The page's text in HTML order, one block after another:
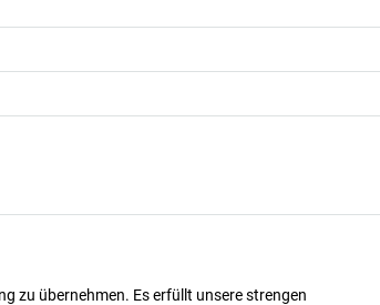
zu übernehmen. Es erfüllt unsere strengen